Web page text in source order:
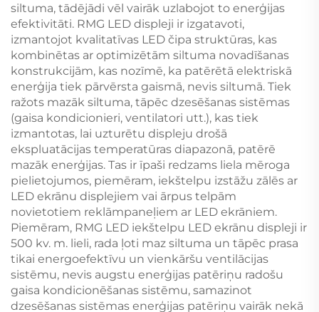
siltuma, tādējādi vēl vairāk uzlabojot to enerģijas
efektivitāti. RMG LED displeji ir izgatavoti,
izmantojot kvalitatīvas LED čipa struktūras, kas
kombinētas ar optimizētām siltuma novadīšanas
konstrukcijām, kas nozīmē, ka patērētā elektriskā
enerģija tiek pārvērsta gaismā, nevis siltumā. Tiek
ražots mazāk siltuma, tāpēc dzesēšanas sistēmas
(gaisa kondicionieri, ventilatori utt.), kas tiek
izmantotas, lai uzturētu displeju drošā
ekspluatācijas temperatūras diapazonā, patērē
mazāk enerģijas. Tas ir īpaši redzams liela mēroga
pielietojumos, piemēram, iekštelpu izstāžu zālēs ar
LED ekrānu displejiem vai ārpus telpām
novietotiem reklāmpaneļiem ar LED ekrāniem.
Piemēram, RMG LED iekštelpu LED ekrānu displeji ir
500 kv. m. lieli, rada ļoti maz siltuma un tāpēc prasa
tikai energoefektīvu un vienkāršu ventilācijas
sistēmu, nevis augstu enerģijas patēriņu radošu
gaisa kondicionēšanas sistēmu, samazinot
dzesēšanas sistēmas enerģijas patēriņu vairāk nekā